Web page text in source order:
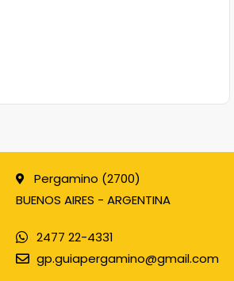
Pergamino (2700)
BUENOS AIRES - ARGENTINA
2477 22-4331
gp.guiapergamino@gmail.com